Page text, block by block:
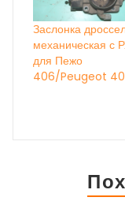
Заслонка
механическая с
для Пежо
406/Peugeot